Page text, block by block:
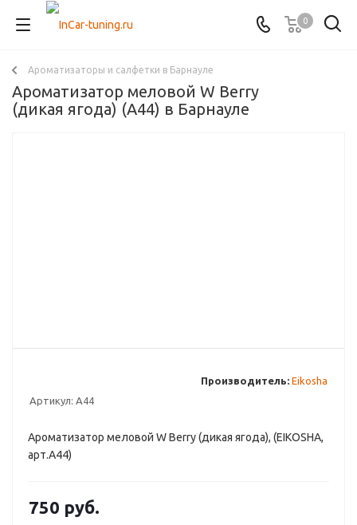
0
Ароматизаторы и салфетки в Барнауле
Ароматизатор меловой W Berry
(дикая ягода) (A44) в Барнауле
Артикул: A44
Производитель: Eikosha
Ароматизатор меловой W Berry (дикая ягода), (EIKOSHA,
арт.A44)
750 руб.